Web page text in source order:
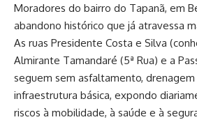
Moradores do bairro do Tapanã, em
abandono histórico que já atravessa
As ruas Presidente Costa e Silva
Almirante Tamandaré (5ª Rua) e a
seguem sem asfaltamento,
infraestrutura básica, expondo
riscos à mobilidade, à saúde e à